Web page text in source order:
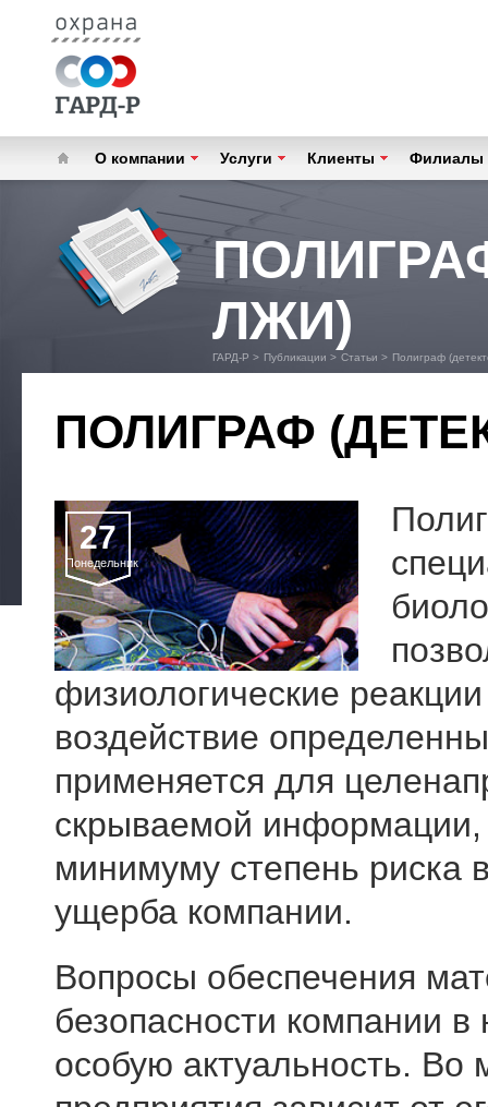
О компании Услуги Клиенты Филиалы
ЛЖИ)
ГАРД-Р > Публикации > Статьи > Полиграф
ПОЛИГРАФ
27
Понедельник
физиологические
воздействие
применяется для
скрываемой информации,
минимуму степень риска
ущерба компании.
Вопросы обеспечения
безопасности компании
особую актуальность. Во